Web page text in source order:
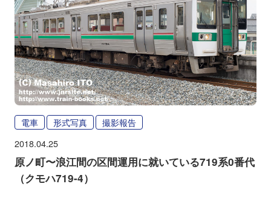
電車 形式写真 撮影報告
2018.04.25
原ノ町〜浪江間の区間運用に就いている719系0番代
（クモハ719-4）